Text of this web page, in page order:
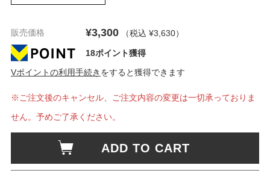
販売価格 ¥3,300 （税込 ¥3,630）
18ポイント獲得
Vポイントの利用手続き をすると獲得できます
※ご注文後のキャンセル、ご注文内容の変更は一切承っておりま
せん。予めご了承ください。
ADD TO CART